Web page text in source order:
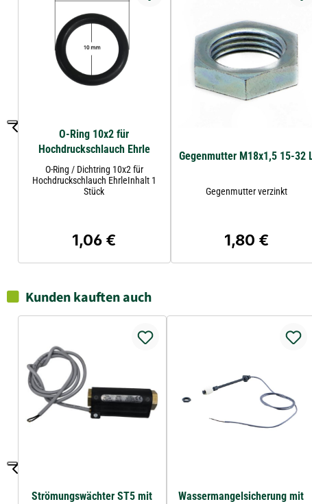
O-Ring 10x2 für
Hochdruckschlauch Ehrle
O-Ring / Dichtring 10x2 für
Hochdruckschlauch EhrleInhalt 1
Stück
Regulärer Preis:
1,06 €
Gegenmutter M18x1,5 15-32
Gegenmutter verzinkt
Regulärer Preis:
1,80 €
Kunden kauften auch
Strömungswächter ST5 mit
Wassermangelsicherung mit